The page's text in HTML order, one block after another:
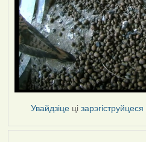
Увайдзіце цізарэгіструйцеся